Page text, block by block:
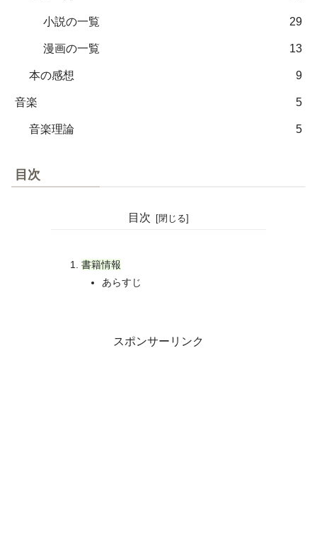
小説の一覧 29
漫画の一覧 13
本の感想 9
音楽 5
音楽理論 5
目次
目次
書籍情報
あらすじ
スポンサーリンク